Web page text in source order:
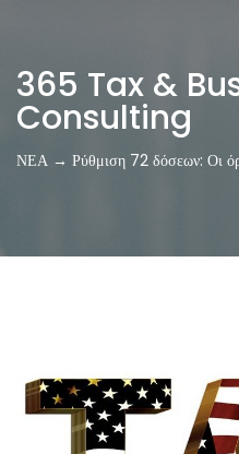
365 Tax &
Consulting
ΝΕΑ → Ρύθμιση 72 δόσεων: Οι